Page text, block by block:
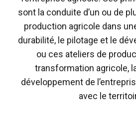
sont la conduite d’un ou de
production agricole dans
durabilité, le pilotage et le
ou ces ateliers de
transformation agricole,
développement de
avec le